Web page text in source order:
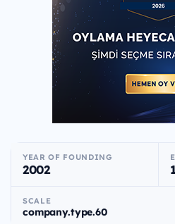
YEAR OF FOUNDING
2002
SCALE
company.type.60